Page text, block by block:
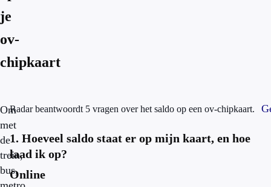
je
ov-
chipkaart
Om
met
de
trein,
bus,
Radar beantwoordt 5 vragen over het saldo op een ov-chipkaart.
1. Hoeveel saldo staat er op mijn kaart, en hoe
laad ik op?
Online